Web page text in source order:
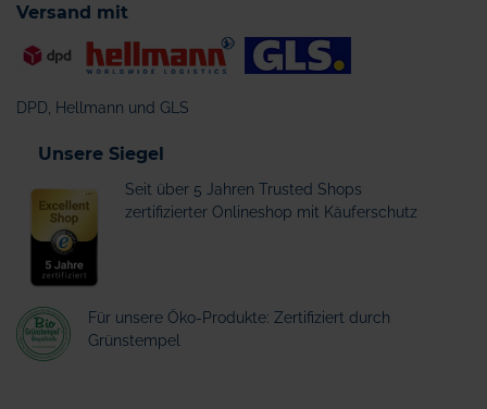
Versand mit
DPD, Hellmann und GLS
Unsere Siegel
Seit über 5 Jahren Trusted Shops
zertifizierter Onlineshop mit Käuferschutz
Für unsere Öko-Produkte: Zertifiziert durch
Grünstempel